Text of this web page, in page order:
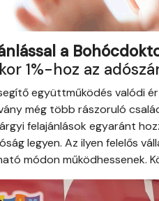
a
1%-hoz az
együttműködés valódi
még több rászoruló
felajánlások egyaránt
legyen. Az ilyen felelős
módon működhessenek.